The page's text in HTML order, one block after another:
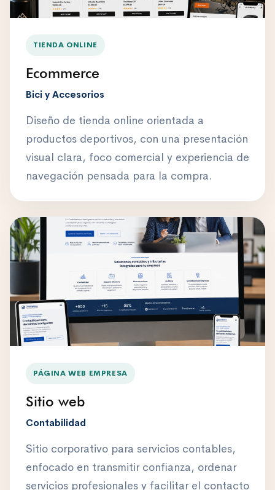
TIENDA ONLINE
Ecommerce
Bici y Accesorios
Diseño de tienda online orientada a
productos deportivos, con una presentación
visual clara, foco comercial y experiencia de
navegación pensada para la compra.
PÁGINA WEB EMPRESA
Sitio web
Contabilidad
Sitio corporativo para servicios contables,
enfocado en transmitir confianza, ordenar
servicios profesionales y facilitar el contacto